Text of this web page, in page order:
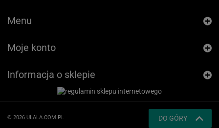
Menu
Moje konto
Informacja o sklepie
© 2026 ULALA.COM.PL DO GÓRY